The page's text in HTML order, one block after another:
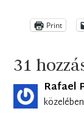
Print
31
Rafael
közelében